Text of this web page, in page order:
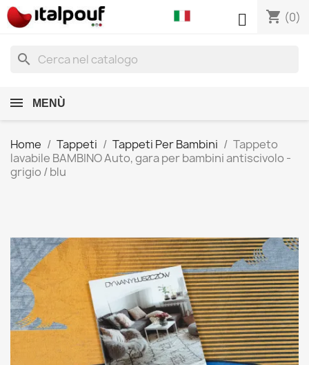
shopping_cart (0)

search
MENÙ
Home Tappeti Tappeti Per Bambini
Tappeto
lavabile BAMBINO Auto, gara per bambini antiscivolo -
grigio / blu